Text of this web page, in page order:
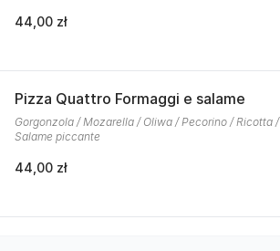
44,00 zł
Pizza Quattro Formaggi e salame
Gorgonzola / Mozarella / Oliwa / Pecorino / Ricotta /
Salame piccante
44,00 zł